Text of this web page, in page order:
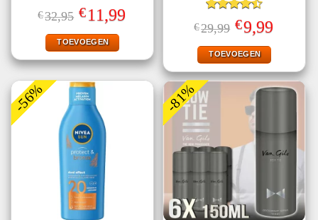
Gewaardeerd
4.71uit 5
€32,95 Oorspronkelijke
prijs
was:
€32,95.
€11,99Huidige
prijs
TOEVOEGEN
Gewaardeerd
4.50uit 5
€29,99 Oorspronkelijke
prijs
was:
€29,99.
€9,99Huidige
prijs
TOEVOEGEN
-56% -81%